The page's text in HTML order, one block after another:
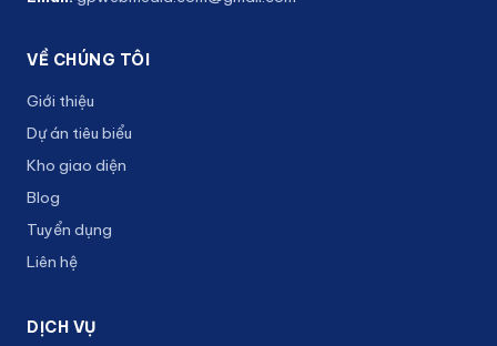
VỀ CHÚNG TÔI
Giới thiệu
Dự án tiêu biểu
Kho giao diện
Blog
Tuyển dụng
Liên hệ
DỊCH VỤ